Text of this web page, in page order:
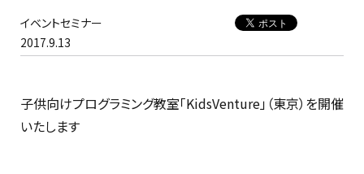
イベントセミナー
2017.9.13
子供向けプログラミング教室「KidsVenture」（東京）を開催
いたします